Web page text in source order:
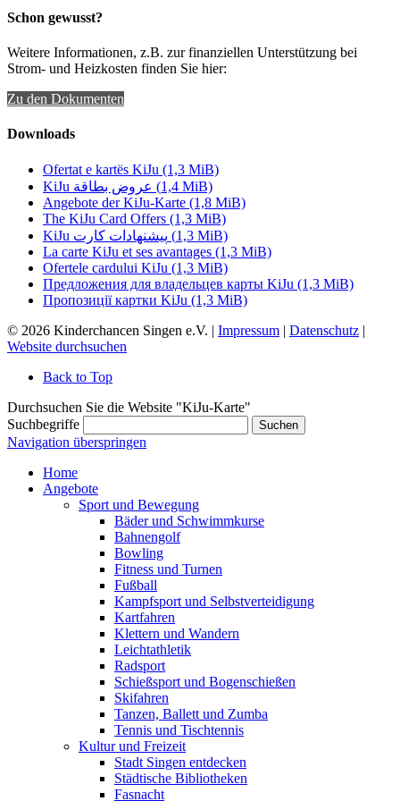
Schon gewusst?
Weitere Informationen, z.B. zur finanziellen Unterstützung bei
Strom- und Heizkosten finden Sie hier:
Zu den Dokumenten
Downloads
Ofertat e kartës KiJu (1,3 MiB)
(1,4 MiB)
Angebote der KiJu-Karte (1,8 MiB)
The KiJu Card Offers (1,3 MiB)
(1,3 MiB)
La carte KiJu et ses avantages (1,3 MiB)
Ofertele cardului KiJu (1,3 MiB)
Предложения для владельцев карты KiJu (1,3 MiB)
Пропозиції картки KiJu (1,3 MiB)
© 2026 Kinderchancen Singen e.V. | Impressum | Datenschutz |
Website durchsuchen
Back to Top
Durchsuchen Sie die Website "KiJu-Karte"
Suchbegriffe
Suchen
Navigation überspringen
Home
Angebote
Sport und Bewegung
Bäder und Schwimmkurse
Bahnengolf
Bowling
Fitness und Turnen
Fußball
Kampfsport und Selbstverteidigung
Kartfahren
Klettern und Wandern
Leichtathletik
Radsport
Schießsport und Bogenschießen
Skifahren
Tanzen, Ballett und Zumba
Tennis und Tischtennis
Kultur und Freizeit
Stadt Singen entdecken
Städtische Bibliotheken
Fasnacht